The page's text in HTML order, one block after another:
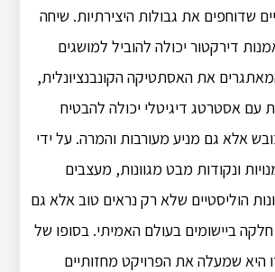
שדוחפים את גבולות היצירתיות. שיחה
דירקטור יכולה להוביל למושגים
המאתגרים את האסתטיקה הקונבנציונלית,
עם אסטרטג דיגיטלי יכולה להבטיח
אלא גם מניע מעורבות והמרה. על ידי
ונקודות מבט מגוונות, מעצבים
הוליסטיים שלא רק נראים טוב אלא גם
ביישומים בעולם האמיתי. בסופו של
היא שמעלה את הפרויקט מחזותיים